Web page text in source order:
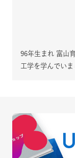
96年生まれ 富山
工学を学んでいま